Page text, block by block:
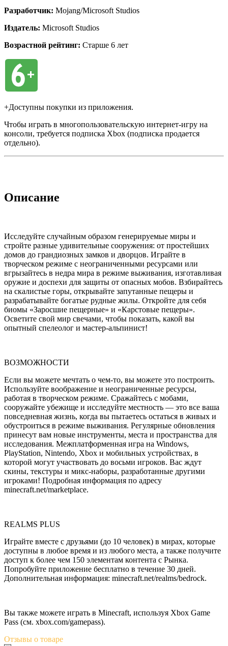
Разработчик: Mojang/Microsoft Studios
Издатель: Microsoft Studios
Возрастной рейтинг: Cтарше 6 лет
+Доступны покупки из приложения.
Чтобы играть в многопользовательскую интернет-игру на
консоли, требуется подписка Xbox (подписка продается
отдельно).
Описание
Исследуйте случайным образом генерируемые миры и
стройте разные удивительные сооружения: от простейших
домов до грандиозных замков и дворцов. Играйте в
творческом режиме с неограниченными ресурсами или
вгрызайтесь в недра мира в режиме выживания, изготавливая
оружие и доспехи для защиты от опасных мобов. Взбирайтесь
на скалистые горы, открывайте запутанные пещеры и
разрабатывайте богатые рудные жилы. Откройте для себя
биомы «Заросшие пещерные» и «Карстовые пещеры».
Осветите свой мир свечами, чтобы показать, какой вы
опытный спелеолог и мастер-альпинист!
ВОЗМОЖНОСТИ
Если вы можете мечтать о чем-то, вы можете это построить.
Используйте воображение и неограниченные ресурсы,
работая в творческом режиме. Сражайтесь с мобами,
сооружайте убежище и исследуйте местность — это все ваша
повседневная жизнь, когда вы пытаетесь остаться в живых и
обустроиться в режиме выживания. Регулярные обновления
принесут вам новые инструменты, места и пространства для
исследования. Межплатформенная игра на Windows,
PlayStation, Nintendo, Xbox и мобильных устройствах, в
которой могут участвовать до восьми игроков. Вас ждут
скины, текстуры и микс-наборы, разработанные другими
игроками! Подробная информация по адресу
minecraft.net/marketplace.
REALMS PLUS
Играйте вместе с друзьями (до 10 человек) в мирах, которые
доступны в любое время и из любого места, а также получите
доступ к более чем 150 элементам контента с Рынка.
Попробуйте приложение бесплатно в течение 30 дней.
Дополнительная информация: minecraft.net/realms/bedrock.
Вы также можете играть в Minecraft, используя Xbox Game
Pass (см. xbox.com/gamepass).
Отзывы о товаре